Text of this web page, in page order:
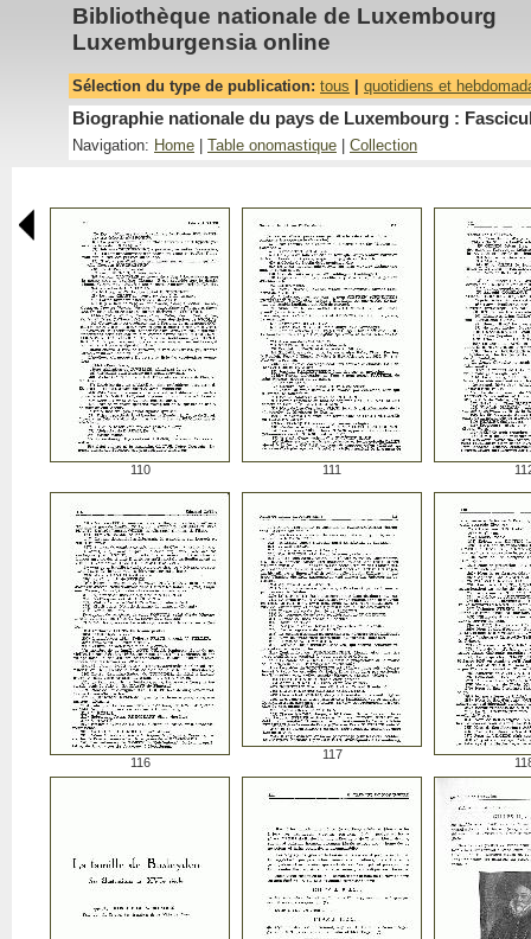
Bibliothèque nationale de Luxembourg
Luxemburgensia online
Sélection du type de publication: tous quotidiens et
Biographie nationale du pays de Luxembourg :
Navigation: Home Table onomastique Collection
110 111
116
117